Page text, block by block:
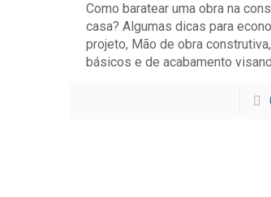
Como baratear uma obra na
casa? Algumas dicas para
projeto, Mão de obra
básicos e de acabamento